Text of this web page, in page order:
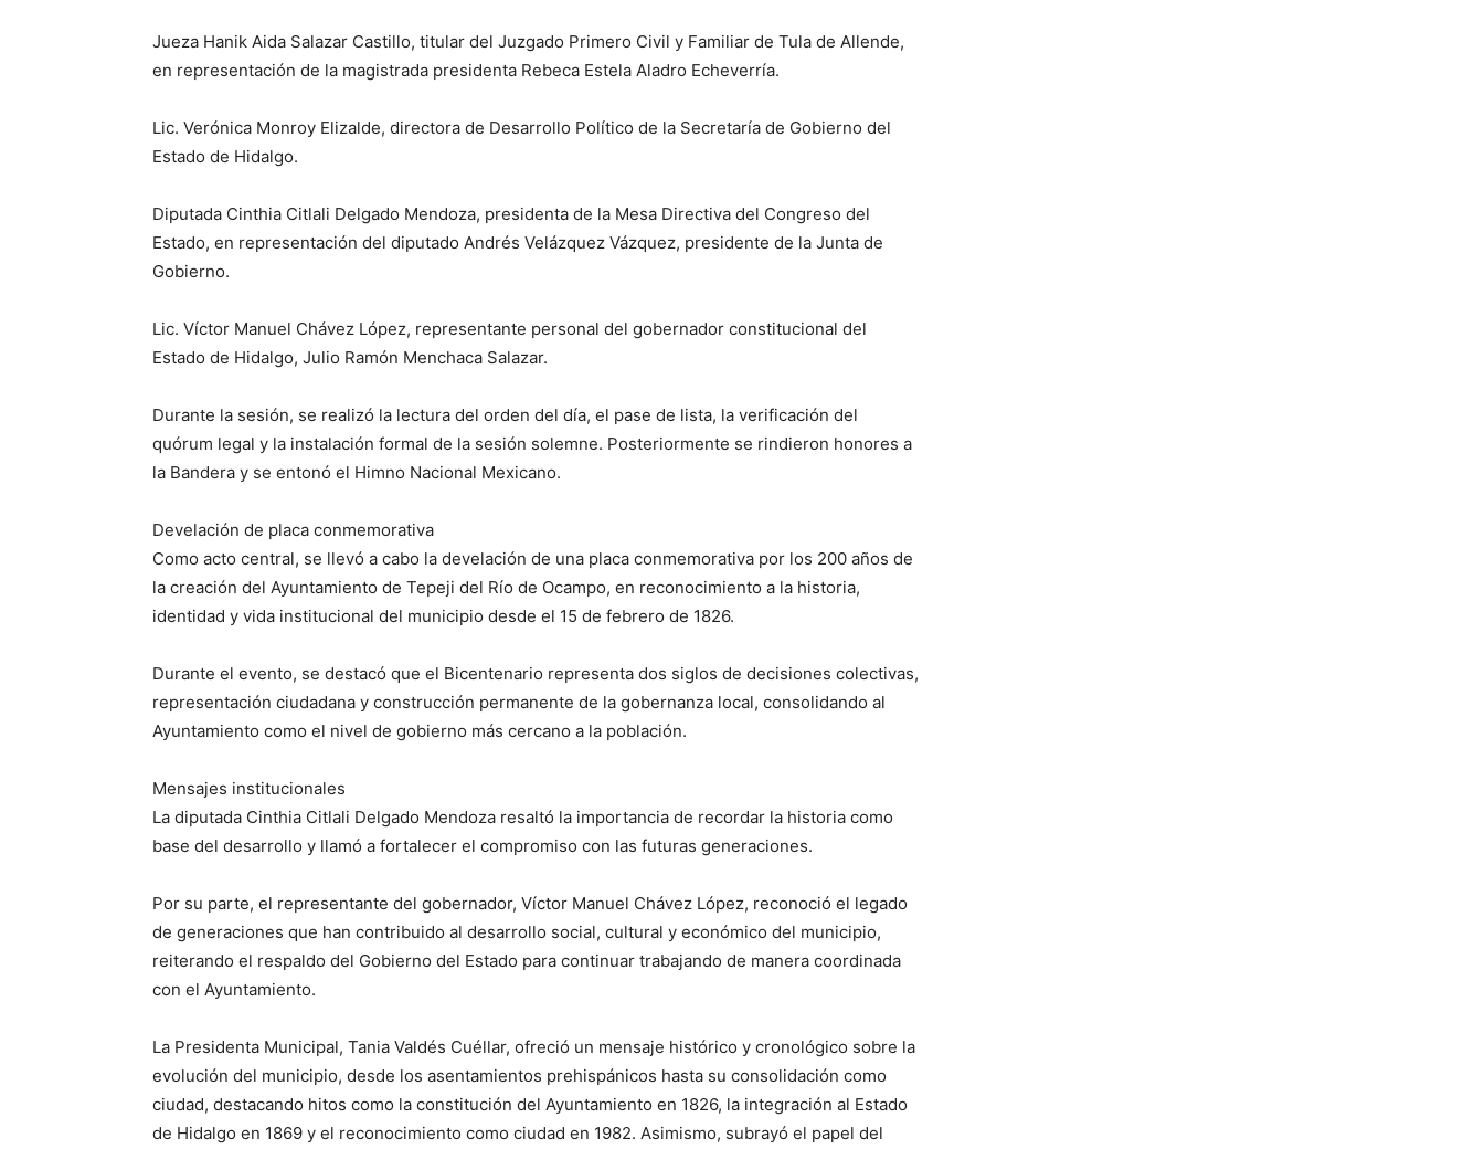
Jueza Hanik Aida Salazar Castillo, titular del Juzgado Primero Civil y Familiar de Tula de Allende,
en representación de la magistrada presidenta Rebeca Estela Aladro Echeverría.
Lic. Verónica Monroy Elizalde, directora de Desarrollo Político de la Secretaría de Gobierno del
Estado de Hidalgo.
Diputada Cinthia Citlali Delgado Mendoza, presidenta de la Mesa Directiva del Congreso del
Estado, en representación del diputado Andrés Velázquez Vázquez, presidente de la Junta de
Gobierno.
Lic. Víctor Manuel Chávez López, representante personal del gobernador constitucional del
Estado de Hidalgo, Julio Ramón Menchaca Salazar.
Durante la sesión, se realizó la lectura del orden del día, el pase de lista, la verificación del
quórum legal y la instalación formal de la sesión solemne. Posteriormente se rindieron honores a
la Bandera y se entonó el Himno Nacional Mexicano.
Develación de placa conmemorativa
Como acto central, se llevó a cabo la develación de una placa conmemorativa por los 200 años de
la creación del Ayuntamiento de Tepeji del Río de Ocampo, en reconocimiento a la historia,
identidad y vida institucional del municipio desde el 15 de febrero de 1826.
Durante el evento, se destacó que el Bicentenario representa dos siglos de decisiones colectivas,
representación ciudadana y construcción permanente de la gobernanza local, consolidando al
Ayuntamiento como el nivel de gobierno más cercano a la población.
Mensajes institucionales
La diputada Cinthia Citlali Delgado Mendoza resaltó la importancia de recordar la historia como
base del desarrollo y llamó a fortalecer el compromiso con las futuras generaciones.
Por su parte, el representante del gobernador, Víctor Manuel Chávez López, reconoció el legado
de generaciones que han contribuido al desarrollo social, cultural y económico del municipio,
reiterando el respaldo del Gobierno del Estado para continuar trabajando de manera coordinada
con el Ayuntamiento.
La Presidenta Municipal, Tania Valdés Cuéllar, ofreció un mensaje histórico y cronológico sobre la
evolución del municipio, desde los asentamientos prehispánicos hasta su consolidación como
ciudad, destacando hitos como la constitución del Ayuntamiento en 1826, la integración al Estado
de Hidalgo en 1869 y el reconocimiento como ciudad en 1982. Asimismo, subrayó el papel del